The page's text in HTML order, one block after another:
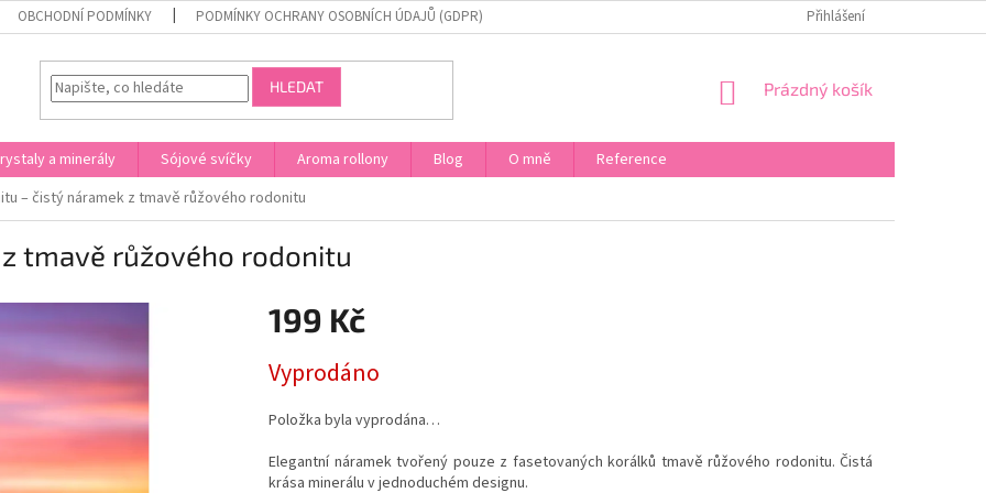
OBCHODNÍ PODMÍNKY PODMÍNKY OCHRANY OSOBNÍCH ÚDAJŮ (GDPR) PUNCOVNÍ ÚŘAD
Přihlášení
HLEDAT
NÁKUPNÍ
Prázdný košík
a minerály Sójové svíčky Aroma rollony Blog O mně
Reference
– čistý náramek z tmavě růžového rodonitu
tmavě růžového rodonitu
199 Kč
cena:
Vyprodáno
Položka byla vyprodána…
Elegantní náramek tvořený pouze z fasetovaných korálků tmavě růžového rodonitu. Čistá
krása minerálu v jednoduchém designu.